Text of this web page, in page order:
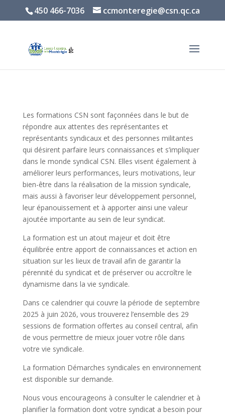
450 466-7036 ccmonteregie@csn.qc.ca
Les formations CSN sont façonnées dans le but de
répondre aux attentes des représentantes et
représentants syndicaux et des personnes militantes
qui désirent parfaire leurs connaissances et s’impliquer
dans le monde syndical CSN. Elles visent également à
améliorer leurs performances, leurs motivations, leur
bien-être dans la réalisation de la mission syndicale,
mais aussi à favoriser leur développement personnel,
leur épanouissement et à apporter ainsi une valeur
ajoutée importante au sein de leur syndicat.
La formation est un atout majeur et doit être
équilibrée entre apport de connaissances et action en
situation sur les lieux de travail afin de garantir la
pérennité du syndicat et de préserver ou accroître le
dynamisme dans la vie syndicale.
Dans ce calendrier qui couvre la période de septembre
2025 à juin 2026, vous trouverez l’ensemble des 29
sessions de formation offertes au conseil central, afin
de vous permettre de mieux jouer votre rôle dans
votre vie syndicale.
La formation Démarches syndicales en environnement
est disponible sur demande.
Nous vous encourageons à consulter le calendrier et à
planifier la formation dont votre syndicat a besoin pour